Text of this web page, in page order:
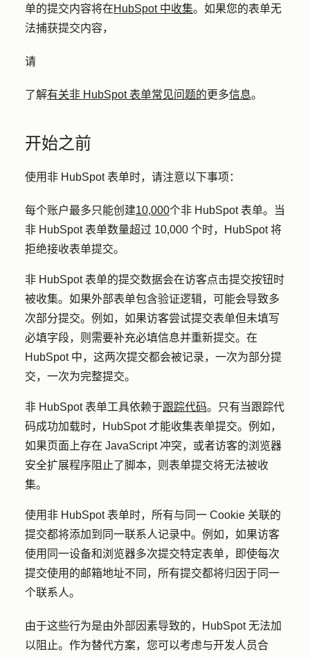
单的提交内容将在HubSpot 中收集。如果您的表单无
法捕获提交内容，
请
了解有关非 HubSpot 表单常见问题的更多信息。
开始之前
使用非 HubSpot 表单时，请注意以下事项：
每个账户最多只能创建10,000个非 HubSpot 表单。当
非 HubSpot 表单数量超过 10,000 个时，HubSpot 将
拒绝接收表单提交。
非 HubSpot 表单的提交数据会在访客点击提交按钮时
被收集。如果外部表单包含验证逻辑，可能会导致多
次部分提交。例如，如果访客尝试提交表单但未填写
必填字段，则需要补充必填信息并重新提交。在
HubSpot 中，这两次提交都会被记录，一次为部分提
交，一次为完整提交。
非 HubSpot 表单工具依赖于跟踪代码。只有当跟踪代
码成功加载时，HubSpot 才能收集表单提交。例如，
如果页面上存在 JavaScript 冲突，或者访客的浏览器
安全扩展程序阻止了脚本，则表单提交将无法被收
集。
使用非 HubSpot 表单时，所有与同一 Cookie 关联的
提交都将添加到同一联系人记录中。例如，如果访客
使用同一设备和浏览器多次提交特定表单，即使每次
提交使用的邮箱地址不同，所有提交都将归因于同一
个联系人。
由于这些行为是由外部因素导致的，HubSpot 无法加
以阻止。作为替代方案，您可以考虑与开发人员合